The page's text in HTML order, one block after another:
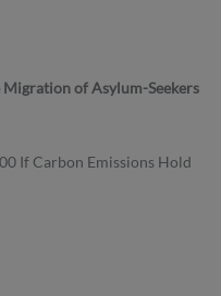
of Asylum-Seekers
If Carbon Emissions Hold